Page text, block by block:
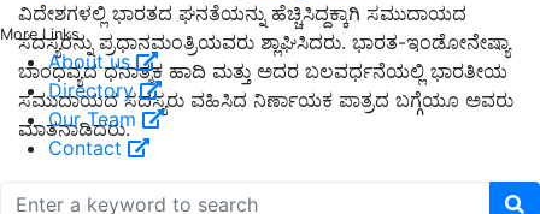
More Links
About us
Directory
Our Team
Contact
ವಿದೇಶಗಳಲ್ಲಿ ಭಾರತದ ಘನತೆಯನ್ನು ಹೆಚ್ಚಿಸಿದ್ದಕ್ಕಾಗಿ ಸಮುದಾಯದ
ಸದಸ್ಯರನ್ನು ಪ್ರಧಾನಮಂತ್ರಿಯವರು ಶ್ಲಾಘಿಸಿದರು. ಭಾರತ-ಇಂಡೋನೇಷ್ಯಾ
ಬಾಂಧವ್ಯದ ಧನಾತ್ಮಕ ಹಾದಿ ಮತ್ತು ಅದರ ಬಲವರ್ಧನೆಯಲ್ಲಿ ಭಾರತೀಯ
ಸಮುದಾಯದ ಸದಸ್ಯರು ವಹಿಸಿದ ನಿರ್ಣಾಯಕ ಪಾತ್ರದ ಬಗ್ಗೆಯೂ ಅವರು
ಮಾತನಾಡಿದರು.